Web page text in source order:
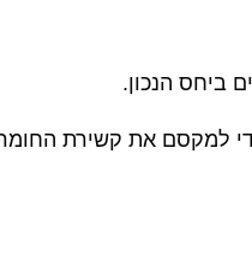
ביחס הנכון.
למקסם את קשירת